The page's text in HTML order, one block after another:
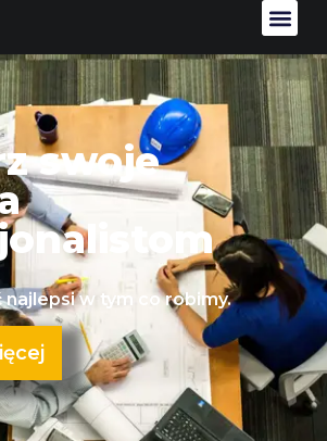
swoje
najlepsi w tym co robimy.